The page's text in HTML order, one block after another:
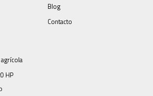
Blog
Contacto
HP